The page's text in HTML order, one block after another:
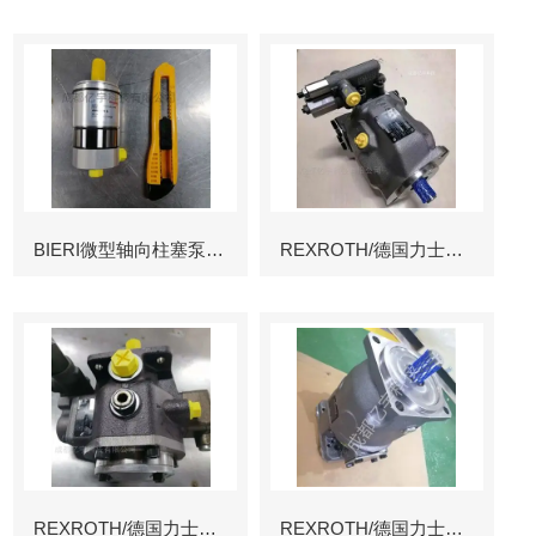
BIERI微型轴向柱塞泵AKP REXROTH/德国力士乐叶片泵
REXROTH/德国力士乐叶片泵 REXROTH/德国力士乐变量柱塞泵冶金